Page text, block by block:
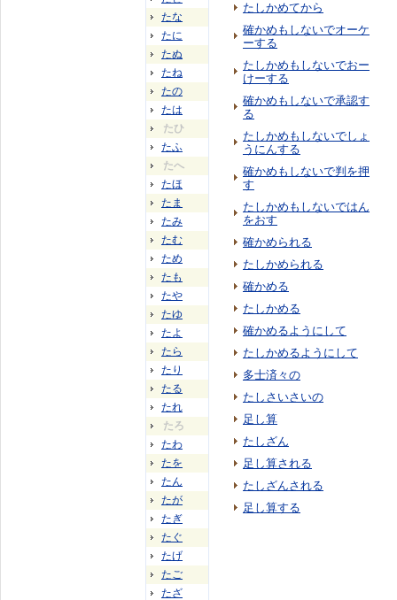
たな
たに
たぬ
たね
たの
たは
たひ
たふ
たへ
たほ
たま
たみ
たむ
ため
たも
たや
たゆ
たよ
たら
たり
たる
たれ
たろ
たわ
たを
たん
たが
たぎ
たぐ
たげ
たご
たざ
たしかめてから
確かめもしないでオーケ
ーする
たしかめもしないでおー
けーする
確かめもしないで承認す
る
たしかめもしないでしょ
うにんする
確かめもしないで判を押
す
たしかめもしないではん
をおす
確かめられる
たしかめられる
確かめる
たしかめる
確かめるようにして
たしかめるようにして
多士済々の
たしさいさいの
足し算
たしざん
足し算される
たしざんされる
足し算する